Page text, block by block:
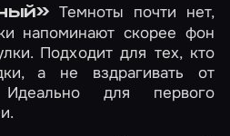
Темноты почти нет,
напоминают скорее фон
Подходит для тех, кто
а не вздрагивать от
для первого